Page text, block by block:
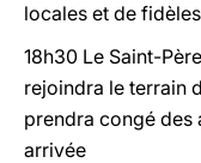
locales et de fidèles
18h30 Le Saint-
rejoindra le terrain
prendra congé des
arrivée